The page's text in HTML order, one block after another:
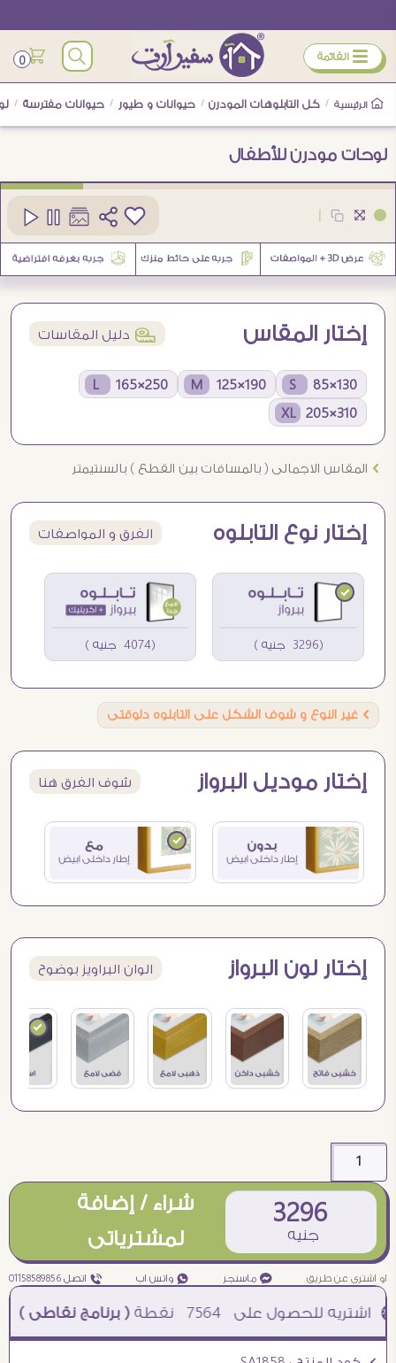
ÿ القائمة 0
الرئيسية / كل التابلوهات المودرن / حيوانات و طيور / حيوانات مفترسة /
لوحات مودرن للأطفال
إختار المقاس í دليل المقاسات
130×85 S
190×125 M
250×165 L
310×205 XL
Ö المقاس الاجمالى ( بالمسافات بين القطع ) بالسنتيمتر
إختار نوع التابلوه الفرق و المواصفات
(3296 جنيه ) (4074 جنيه )
Ö غير النوع و شوف الشكل على التابلوه دلوقتى
إختار موديل البرواز شوف الفرق هنا
إختار لون البرواز الوان البراويز بوضوح
3296
جنيه
شراء / إضافة
لمشترياتى
او اشترى عن طريق ¥ ماسنجر ₧ واتس اب ƒ اتصل 01158589856
7564 نقطة( برنامج نقاطى )à خصم 5% للعملاء الجدد à شحن مجانى عند الشراء ب 4000 جنيه à